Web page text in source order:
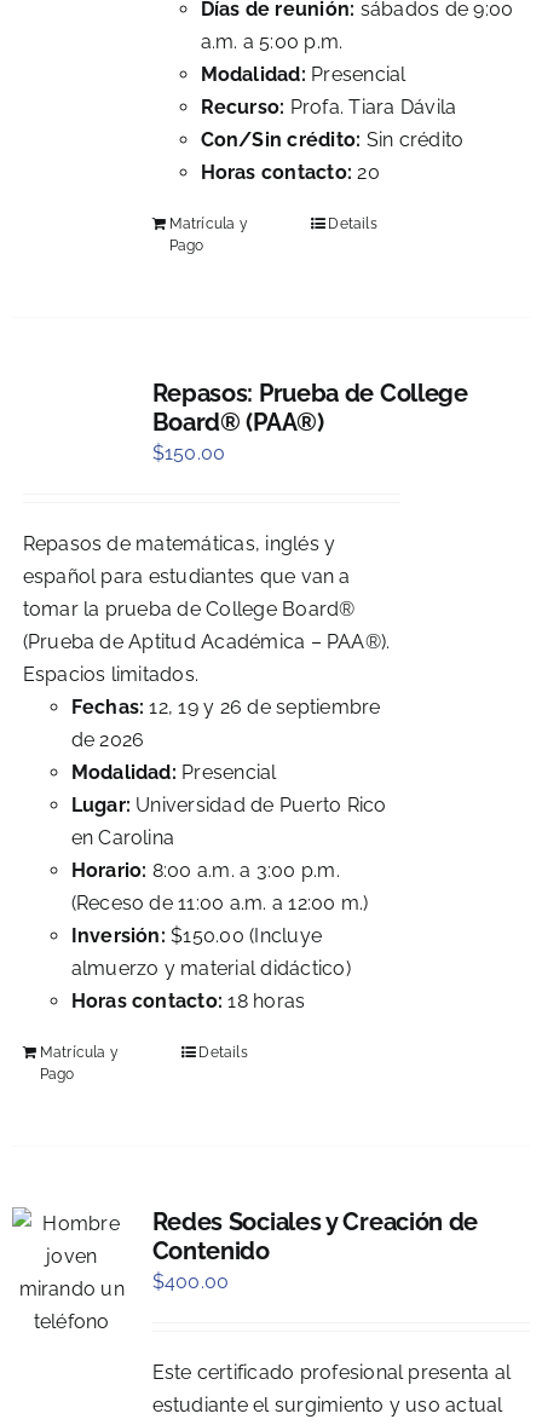
Días de reunión: sábados de 9:00
a.m. a 5:00 p.m.
Modalidad: Presencial
Recurso: Profa. Tiara Dávila
Con/Sin crédito: Sin crédito
Horas contacto: 20
Matrícula y
Pago
Details
Repasos: Prueba de College
Board® (PAA®)
$150.00
Repasos de matemáticas, inglés y
español para estudiantes que van a
tomar la prueba de College Board®
(Prueba de Aptitud Académica – PAA®).
Espacios limitados.
Fechas:12, 19 y 26 de septiembre
de 2026
Modalidad: Presencial
Lugar: Universidad de Puerto Rico
en Carolina
Horario: 8:00 a.m. a 3:00 p.m.
(Receso de 11:00 a.m. a 12:00 m.)
Inversión: $150.00 (Incluye
almuerzo y material didáctico)
Horas contacto: 18 horas
Matrícula y
Pago
Details
Redes Sociales y Creación de
Contenido
$400.00
Este certificado profesional presenta al
estudiante el surgimiento y uso actual